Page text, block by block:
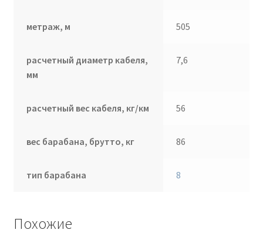
метраж, м 505
расчетный диаметр кабеля,
мм
7,6
расчетный вес кабеля, кг/км 56
вес барабана, брутто, кг 86
тип барабана 8
Похожие